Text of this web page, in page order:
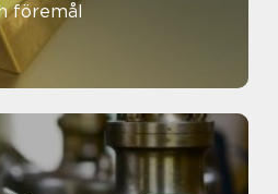
föremål